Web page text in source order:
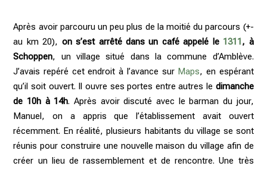
Après avoir parcouru un peu plus de la moitié du parcours (+-
au km 20), on s’est arrêté dans un café appelé le 1311, à
Schoppen, un village situé dans la commune d’Amblève.
J’avais repéré cet endroit à l’avance sur Maps, en espérant
qu’il soit ouvert. Il ouvre ses portes entre autres le dimanche
de 10h à 14h. Après avoir discuté avec le barman du jour,
Manuel, on a appris que l’établissement avait ouvert
récemment. En réalité, plusieurs habitants du village se sont
réunis pour construire une nouvelle maison du village afin de
créer un lieu de rassemblement et de rencontre. Une très